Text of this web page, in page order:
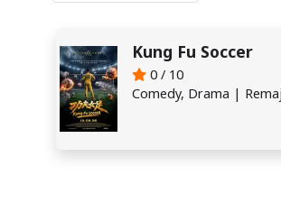
Kung Fu Soccer
0 / 10
Comedy, Drama |